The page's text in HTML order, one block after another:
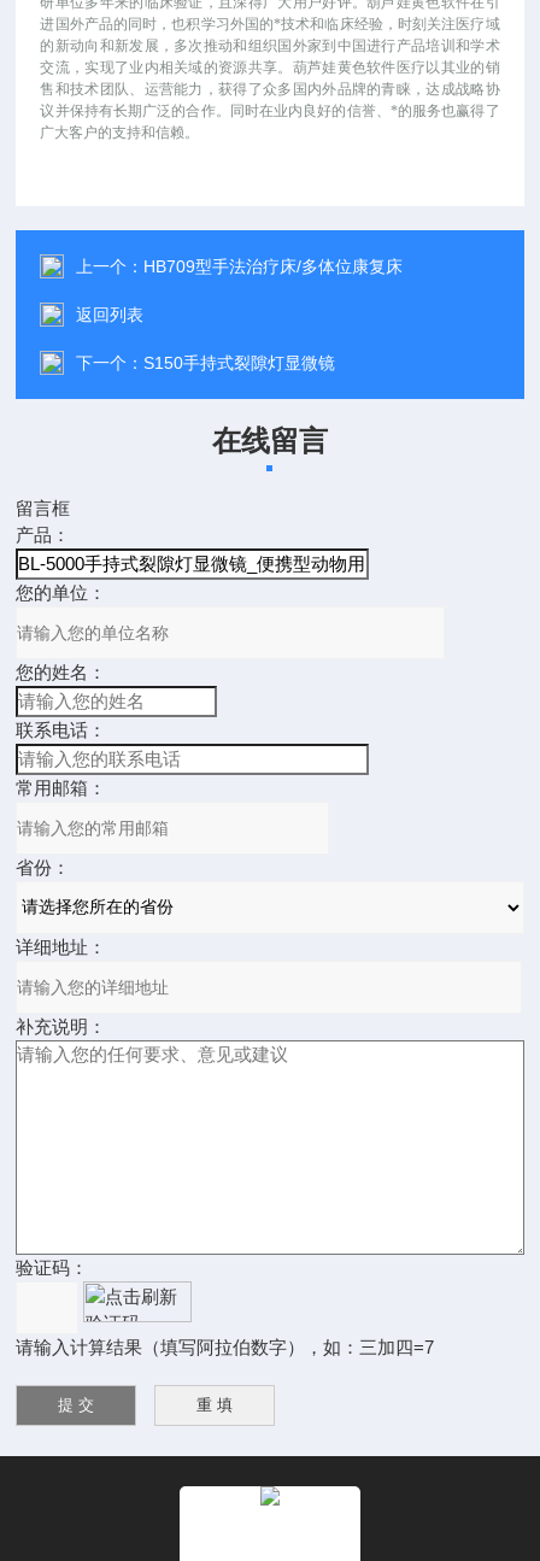
进国外产品的同时，也积学习外国的*技术和临床经验，时刻关注医疗域
的新动向和新发展，多次推动和组织国外家到中国进行产品培训和学术
交流，实现了业内相关域的资源共享。葫芦娃黄色软件医疗以其业的销
售和技术团队、运营能力，获得了众多国内外品牌的青睐，达成战略协
议并保持有长期广泛的合作。同时在业内良好的信誉、*的服务也赢得了
广大客户的支持和信赖。
上一个： HB709型手法治疗床/多体位康复床
返回列表
下一个：S150手持式裂隙灯显微镜
在线留言
留言框
产品：
您的单位：
您的姓名：
联系电话：
常用邮箱：
省份：
详细地址：
补充说明：
验证码：
请输入计算结果（填写阿拉伯数字），如：三加四=7